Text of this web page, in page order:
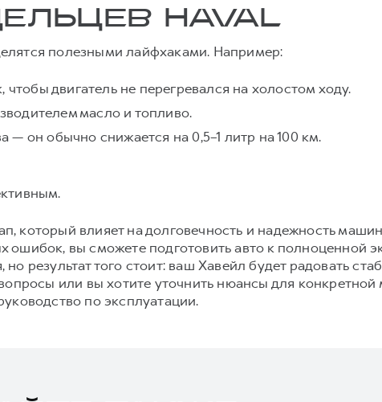
HAVAL
полезными лайфхаками. Например:
двигатель не перегревался на холостом ходу.
масло и топливо.
— он обычно снижается на 0,5–1 литр на 100 км.
который влияет на долговечность и надежность
ошибок, вы сможете подготовить авто к полноценной
результат того стоит: ваш Хавейл будет радовать
или вы хотите уточнить нюансы для конкретной
по эксплуатации.